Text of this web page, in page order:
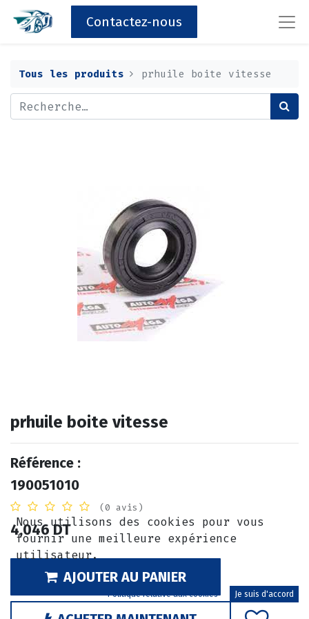
Contactez-nous
Tous les produits prhuile boite vitesse
prhuile boite vitesse
Référence :
190051010
(0 avis)
4,046DT
AJOUTER AU PANIER
Nous utilisons des cookies pour vous
fournir une meilleure expérience
utilisateur.
Politique relative aux cookies Je suis d'accord